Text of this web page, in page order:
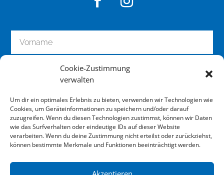
Cookie-Zustimmung
verwalten
Um dir ein optimales Erlebnis zu bieten, verwenden wir Technologien wie
Cookies, um Geräteinformationen zu speichern und/oder darauf
zuzugreifen. Wenn du diesen Technologien zustimmst, können wir Daten
wie das Surfverhalten oder eindeutige IDs auf dieser Website
verarbeiten. Wenn du deine Zustimmung nicht erteilst oder zurückziehst,
können bestimmte Merkmale und Funktionen beeinträchtigt werden.
zum Newsletter anmelden